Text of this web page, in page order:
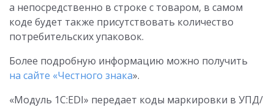
а непосредственно в строке с товаром, в самом
коде будет также присутствовать количество
потребительских упаковок.
Более подробную информацию можно получить
на сайте «Честного знака».
«Модуль 1C:EDI» передает коды маркировки в УПД/